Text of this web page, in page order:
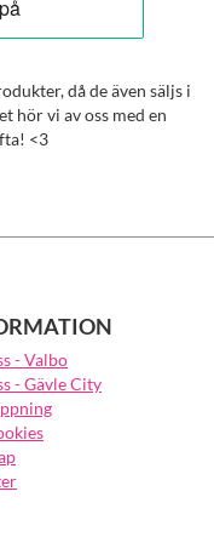
då de även säljs i
hör vi av oss med en
<3
- Valbo
- Gävle City